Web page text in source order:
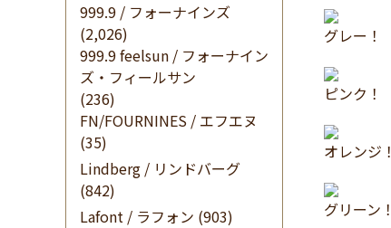
999.9 / フォーナインズ
(2,026)
999.9 feelsun / フォーナイン
ズ・フィールサン
(236)
FN/FOURNINES / エフエヌ
(35)
Lindberg / リンドバーグ
(842)
Lafont / ラフォン (903)
グレー！
ピンク！
オレンジ！
グリーン！